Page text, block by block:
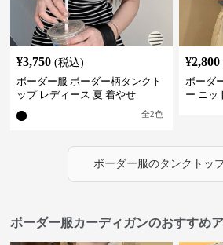
¥3,750 (税込)
ボーダー服 ボーダー柄タンクト
ップ レディース 夏 着やせ
全2色
¥2,800
ボーダ
ー ニッ
ボーダー服のタンクトッ
ボーダー服カーディガンのおすすめ